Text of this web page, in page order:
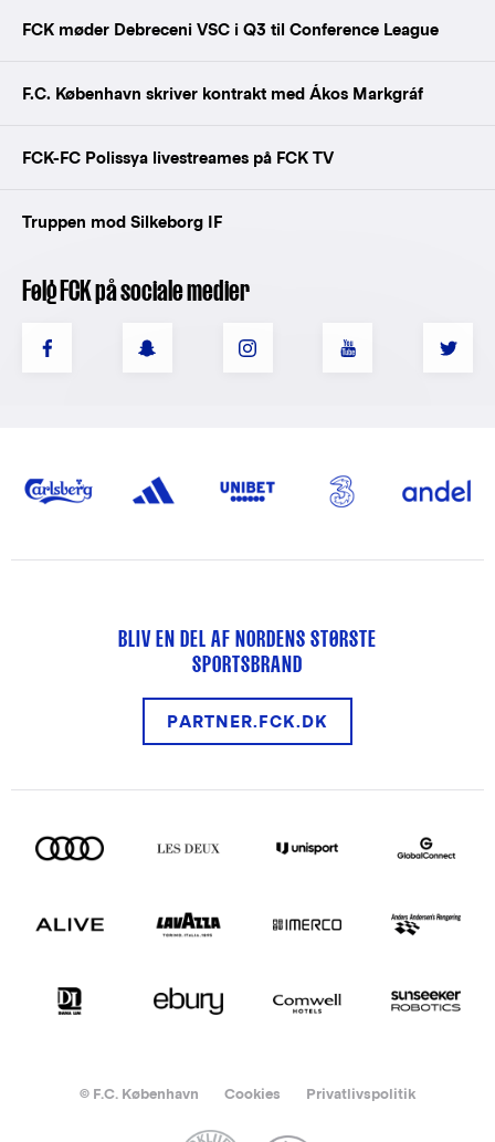
FCK møder Debreceni VSC i Q3 til Conference League
F.C. København skriver kontrakt med Ákos Markgráf
FCK-FC Polissya livestreames på FCK TV
Truppen mod Silkeborg IF
Følg FCK på sociale medier
BLIV EN DEL AF NORDENS STØRSTE
SPORTSBRAND
PARTNER.FCK.DK
© F.C. København Cookies Privatlivspolitik